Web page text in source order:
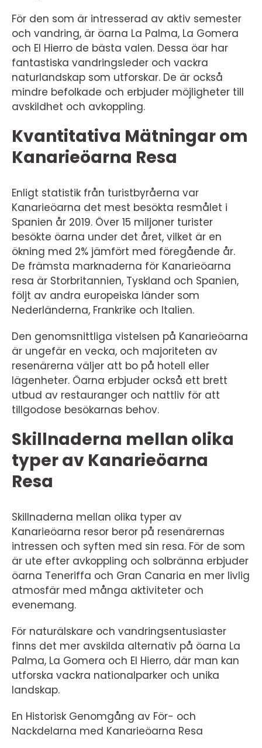
För den som är intresserad av aktiv semester
och vandring, är öarna La Palma, La Gomera
och El Hierro de bästa valen. Dessa öar har
fantastiska vandringsleder och vackra
naturlandskap som utforskar. De är också
mindre befolkade och erbjuder möjligheter till
avskildhet och avkoppling.
Kvantitativa Mätningar om
Kanarieöarna Resa
Enligt statistik från turistbyråerna var
Kanarieöarna det mest besökta resmålet i
Spanien år 2019. Över 15 miljoner turister
besökte öarna under det året, vilket är en
ökning med 2% jämfört med föregående år.
De främsta marknaderna för Kanarieöarna
resa är Storbritannien, Tyskland och Spanien,
följt av andra europeiska länder som
Nederländerna, Frankrike och Italien.
Den genomsnittliga vistelsen på Kanarieöarna
är ungefär en vecka, och majoriteten av
resenärerna väljer att bo på hotell eller
lägenheter. Öarna erbjuder också ett brett
utbud av restauranger och nattliv för att
tillgodose besökarnas behov.
Skillnaderna mellan olika
typer av Kanarieöarna
Resa
Skillnaderna mellan olika typer av
Kanarieöarna resor beror på resenärernas
intressen och syften med sin resa. För de som
är ute efter avkoppling och solbränna erbjuder
öarna Teneriffa och Gran Canaria en mer livlig
atmosfär med många aktiviteter och
evenemang.
För naturälskare och vandringsentusiaster
finns det mer avskilda alternativ på öarna La
Palma, La Gomera och El Hierro, där man kan
utforska vackra nationalparker och unika
landskap.
En Historisk Genomgång av För- och
Nackdelarna med Kanarieöarna Resa